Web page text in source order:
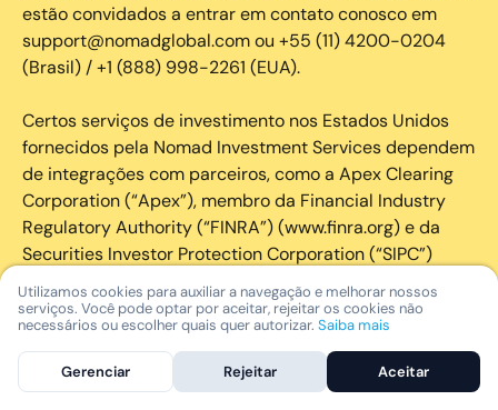
estão convidados a entrar em contato conosco em
support@nomadglobal.com ou +55 (11) 4200-0204
(Brasil) / +1 (888) 998-2261 (EUA).
Certos serviços de investimento nos Estados Unidos
fornecidos pela Nomad Investment Services dependem
de integrações com parceiros, como a Apex Clearing
Corporation (“Apex”), membro da Financial Industry
Regulatory Authority (“FINRA”) (www.finra.org) e da
Securities Investor Protection Corporation (“SIPC”)
(https://www.sipc.org/).
A SIPC protege os valores mobiliários de clientes de
seus membros em até US$ 250.000,00 para
reclamações de dinheiro. Brochura explicativa
Utilizamos cookies para auxiliar a navegação e melhorar nossos
serviços. Você pode optar por aceitar, rejeitar os cookies não
necessários ou escolher quais quer autorizar. Saiba mais
Gerenciar Rejeitar Aceitar